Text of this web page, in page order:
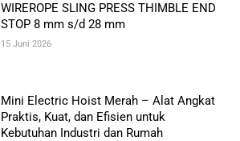
WIREROPE SLING PRESS THIMBLE END
STOP 8 mm s/d 28 mm
15 Juni 2026
Mini Electric Hoist Merah – Alat Angkat
Praktis, Kuat, dan Efisien untuk
Kebutuhan Industri dan Rumah